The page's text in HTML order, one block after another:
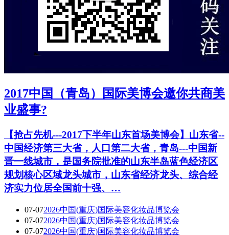
2017中国（青岛）国际美博会邀你共商美
业盛事?
【抢占先机---2017下半年山东首场美博会】山东省--
中国经济第三大省，人口第二大省，青岛---中国新
晋一线城市，是国务院批准的山东半岛蓝色经济区
规划核心区域龙头城市，山东省经济龙头、综合经
济实力位居全国前十强、…
07-072026中国(重庆)国际美容化妆品博览会
07-072026中国(重庆)国际美容化妆品博览会
07-072026中国(重庆)国际美容化妆品博览会